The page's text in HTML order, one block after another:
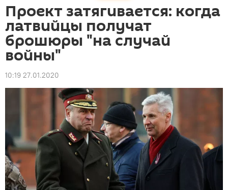
Проект затягивается: когда
латвийцы получат
брошюры "на случай
войны"
10:19 27.01.2020